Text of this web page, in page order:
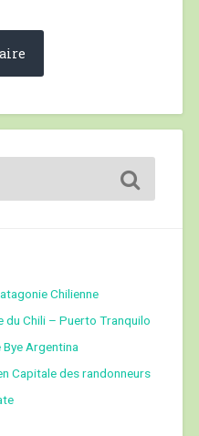
Chilienne
du Chili – Puerto Tranquilo
Argentina
Capitale des randonneurs